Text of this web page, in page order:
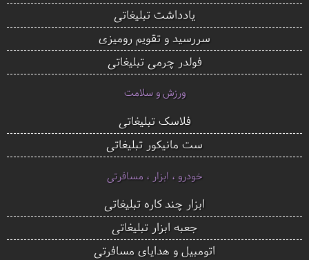
یادداشت تبلیغاتی
سررسید و تقویم رومیزی
فولدر چرمی تبلیغاتی
ورزش و سلامت
فلاسک تبلیغاتی
ست مانیکور تبلیغاتی
خودرو ، ابزار ، مسافرتی
ابزار چند کاره تبلیغاتی
جعبه ابزار تبلیغاتی
اتومبیل و هدایای مسافرتی